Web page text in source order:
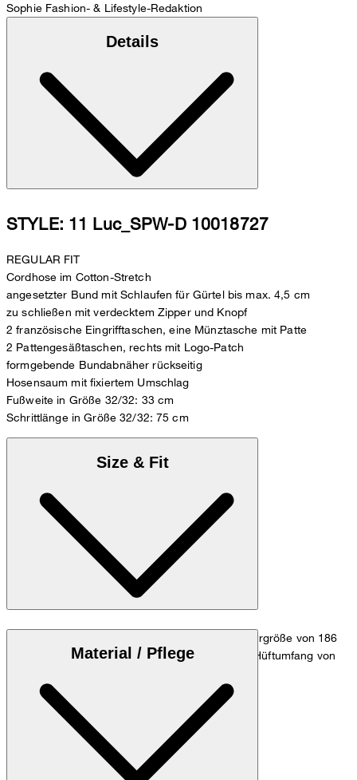
Sophie Fashion- & Lifestyle-Redaktion
Details
STYLE: 11 Luc_SPW-D 10018727
REGULAR FIT
Cordhose im Cotton-Stretch
angesetzter Bund mit Schlaufen für Gürtel bis max. 4,5 cm
zu schließen mit verdecktem Zipper und Knopf
2 französische Eingrifftaschen, eine Münztasche mit Patte
2 Pattengesäßtaschen, rechts mit Logo-Patch
formgebende Bundabnäher rückseitig
Hosensaum mit fixiertem Umschlag
Fußweite in Größe 32/32: 33 cm
Schrittlänge in Größe 32/32: 75 cm
Size & Fit
Das Model trägt die Größe 32/32 bei einer Körpergröße von 186
cm, einem Taillenumfang von 84 cm und einem Hüftumfang von
Zum Hosen Guide
Material / Pflege